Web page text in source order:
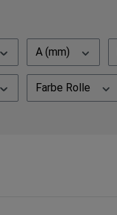
A (mm)
Farbe Rolle